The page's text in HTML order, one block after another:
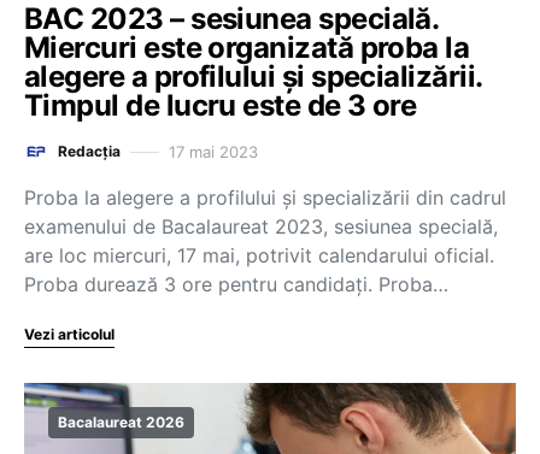
BAC 2023 – sesiunea specială.
Miercuri este organizată proba la
alegere a profilului și specializării.
Timpul de lucru este de 3 ore
Redacția 17 mai 2023
Proba la alegere a profilului și specializării din cadrul
examenului de Bacalaureat 2023, sesiunea specială,
are loc miercuri, 17 mai, potrivit calendarului oficial.
Proba durează 3 ore pentru candidați. Proba…
Vezi articolul
Bacalaureat 2026